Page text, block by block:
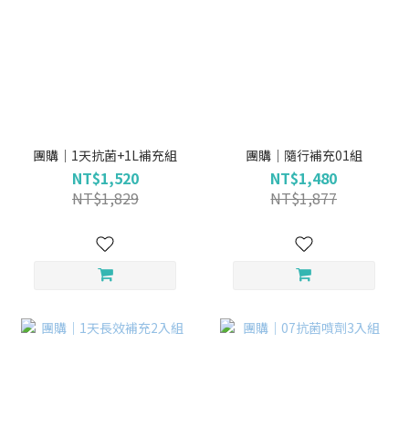
團購｜1天抗菌+1L補充組
NT$1,520
NT$1,829
團購｜隨行補充01組
NT$1,480
NT$1,877